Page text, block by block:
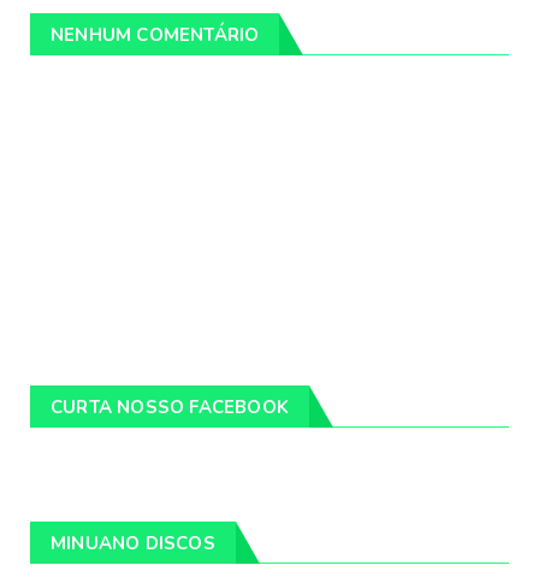
NENHUM COMENTÁRIO
CURTA NOSSO FACEBOOK
MINUANO DISCOS